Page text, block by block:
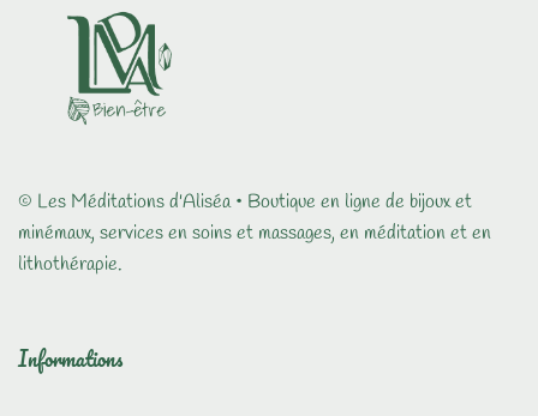
© Les Méditations d'Aliséa • Boutique en ligne de bijoux et
minémaux, services en soins et massages, en méditation et en
lithothérapie.
Informations